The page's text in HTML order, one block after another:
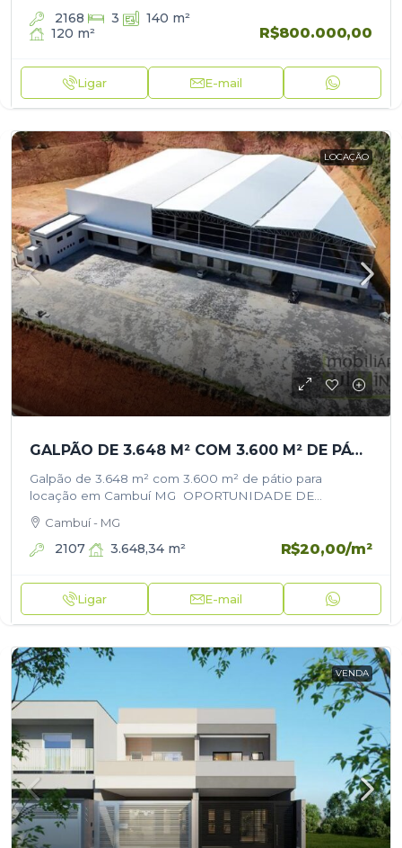
2168 3 140 m²
120 m² R$800.000,00
Ligar E-mail
LOCAÇÃO
GALPÃO DE 3.648 M² COM 3.600 M² DE PÁTIO PARA LOCAÇÃO EM CAMBUÍ MG
Galpão de 3.648 m² com 3.600 m² de pátio para
locação em Cambuí MG OPORTUNIDADE DE
indústria ou distribuição. Área construída:…
Cambuí - MG
2107 3.648,34 m² R$20,00/m²
Ligar E-mail
VENDA